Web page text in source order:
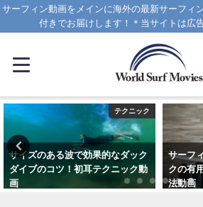
サーフィン動画をメインに海外の最新サーフィ
付きでお届けします！＊当サイトは広
テクニック
サイズのある波で効果的なダック
ダイブのコツ！初耳テクニック動
画
サーフ
クの有
法動画